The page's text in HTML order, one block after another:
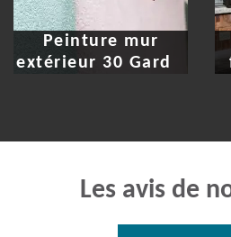
Peinture mur
extérieur 30 Gard
Les avis de